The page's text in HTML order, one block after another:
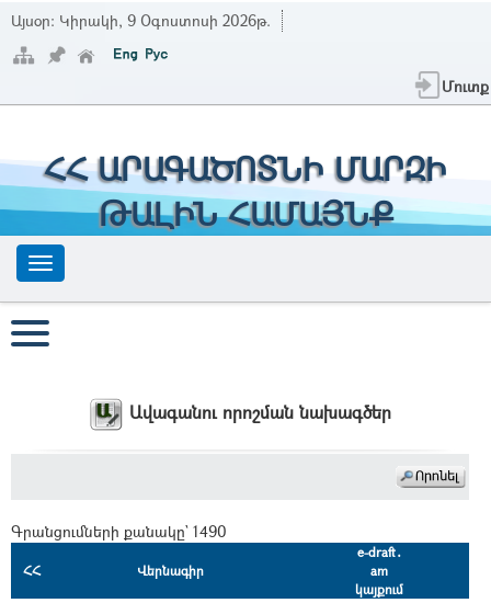
Այսօր: Կիրակի, 9 Օգոստոսի 2026թ.
Մուտք
ՀՀ ԱՐԱԳԱԾՈՏՆԻ ՄԱՐԶԻ
ԹԱԼԻՆ ՀԱՄԱՅՆՔ
Ավագանու որոշման նախագծեր
Գրանցումների քանակը` 1490
ՀՀ Վերնագիր
e-draft․
am
կայքում